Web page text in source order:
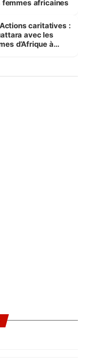
femmes africaines
caritatives :
avec les
d’Afrique à